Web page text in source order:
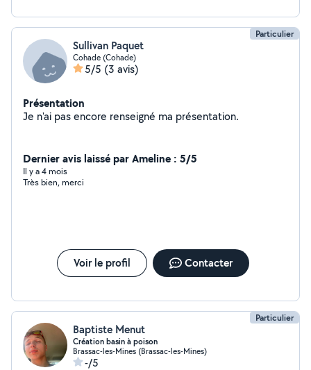
Particulier
Sullivan Paquet
Cohade (Cohade)
5/5 (3 avis)
Présentation
Je n'ai pas encore renseigné ma présentation.
Dernier avis laissé par Ameline : 5/5
Il y a 4 mois
Très bien, merci
Voir le profil Contacter
Particulier
Baptiste Menut
Création basin à poison
Brassac-les-Mines (Brassac-les-Mines)
-/5